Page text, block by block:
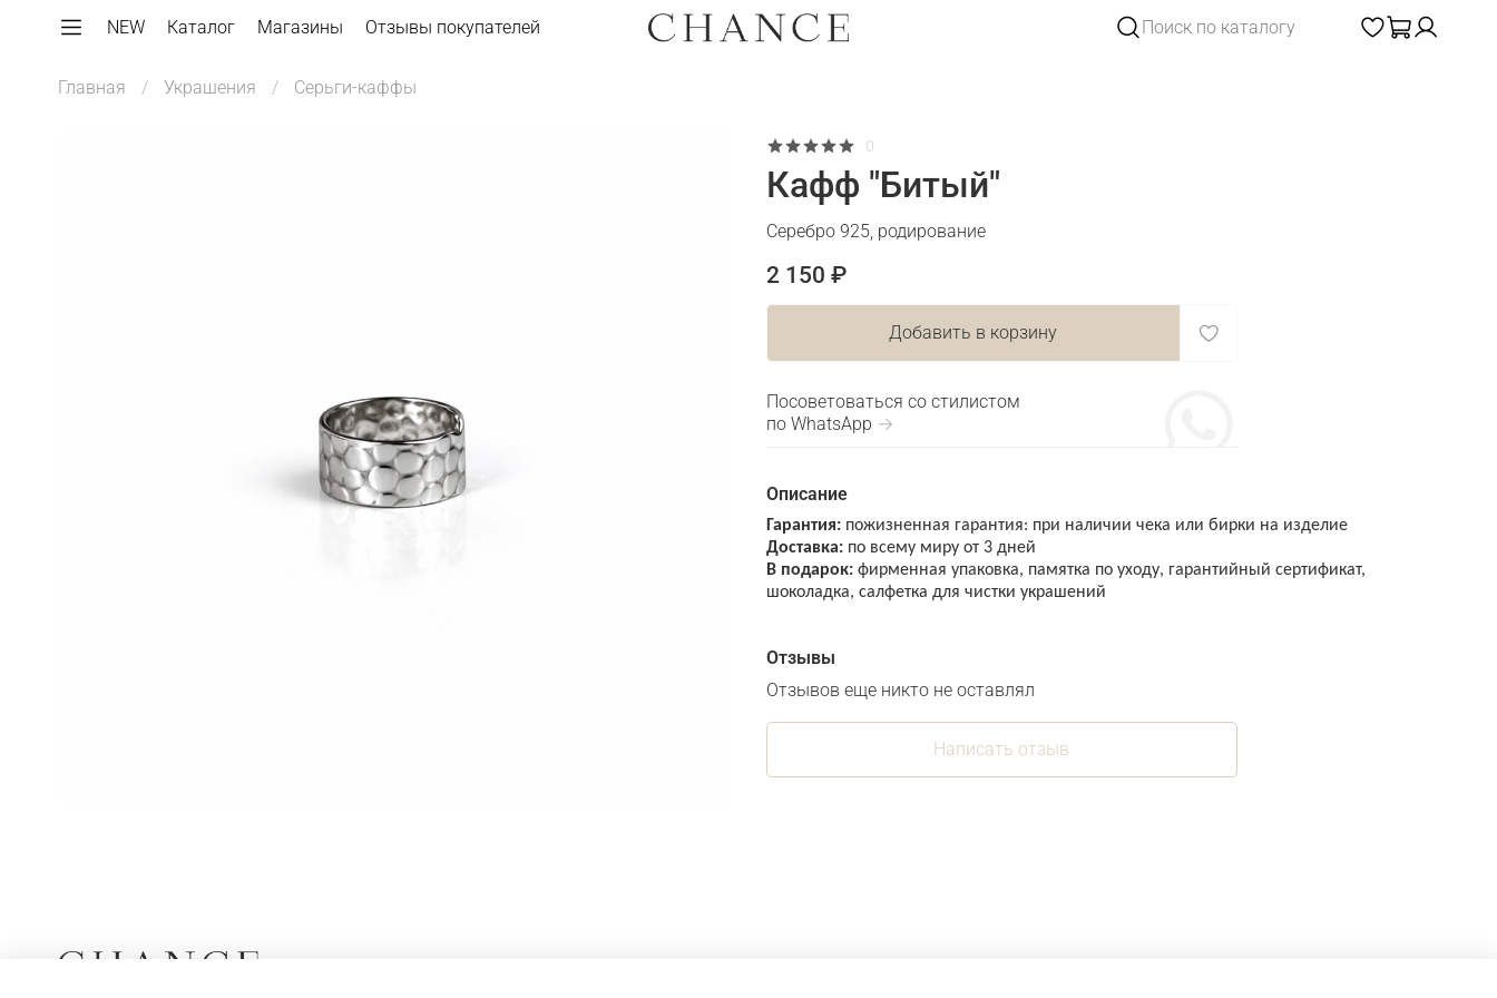
NEW Каталог Магазины Отзывы покупателей
Главная Украшения Серьги-каффы
0
Кафф "Битый"
Серебро 925, родирование
2 150 ₽
Добавить в корзину
Посоветоваться со стилистом
по WhatsApp →
Описание
Гарантия: пожизненная гарантия: при наличии чека или бирки на изделие
Доставка: по всему миру от 3 дней
В подарок: фирменная упаковка, памятка по уходу, гарантийный сертификат,
шоколадка, салфетка для чистки украшений
Отзывы
Отзывов еще никто не оставлял
Написать отзыв